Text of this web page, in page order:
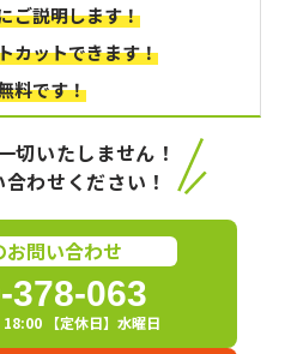
ご説明します！
カットできます！
料です！
切いたしません！
わせください！
お問い合わせ
378-063
18:00 【定休日】水曜日